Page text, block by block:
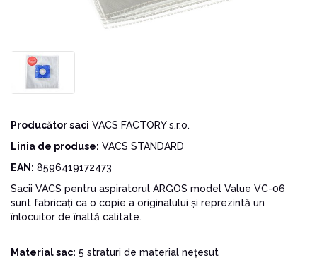
Producător saci VACS FACTORY s.r.o.
Linia de produse: VACS STANDARD
EAN: 8596419172473
Sacii VACS pentru aspiratorul ARGOS model Value VC-06
sunt fabricați ca o copie a originalului și reprezintă un
înlocuitor de înaltă calitate.
Material sac: 5 straturi de material nețesut